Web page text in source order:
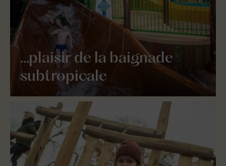
...plaisir de la baignade
subtropicale